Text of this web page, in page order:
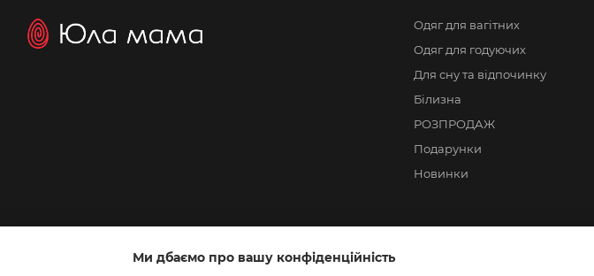
Інтернет-магазин створений з Хорошоп
Одяг для вагітних
Одяг для годуючих
Для сну та відпочинку
Білизна
РОЗПРОДАЖ
Подарунки
Новинки
Ми дбаємо про вашу конфіденційність